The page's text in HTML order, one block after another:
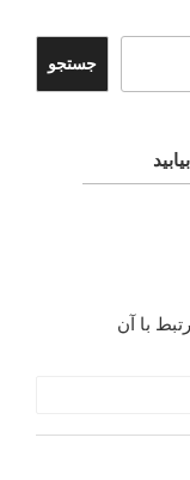
جستجو
با آن